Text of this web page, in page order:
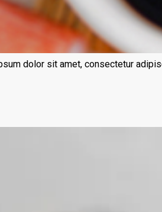
dolor sit amet, consectetur